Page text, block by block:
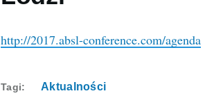
http://2017.absl-conference.com/agenda
Tagi Aktualności